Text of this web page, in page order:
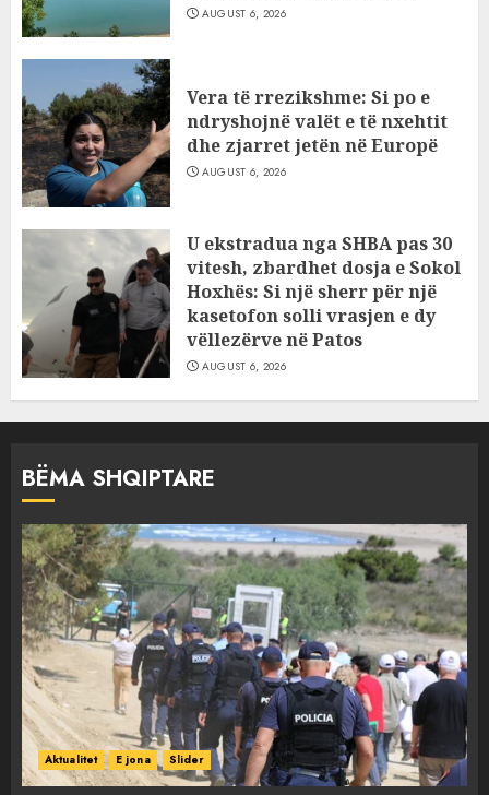
AUGUST 6, 2026
Vera të rrezikshme: Si po e
ndryshojnë valët e të nxehtit
dhe zjarret jetën në Europë
AUGUST 6, 2026
U ekstradua nga SHBA pas 30
vitesh, zbardhet dosja e Sokol
Hoxhës: Si një sherr për një
kasetofon solli vrasjen e dy
vëllezërve në Patos
AUGUST 6, 2026
BËMA SHQIPTARE
Aktualitet E jona Slider